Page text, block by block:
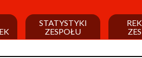
STATYSTYKI
ZESPOŁU